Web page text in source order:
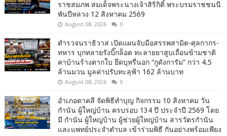
ราชสมภพ สมเด็จพระนางเจ้าสิริกิติ์ พระบรมราชชนนี
พันปีหลวง 12 สิงหาคม 2569
August 08, 2026 0
ตำรวจนราธิวาส เปิดแผนจับมือสรรพสามิต-ศุลกากร-
ทหาร บุกทลายรังบิ๊กล็อต ทะลายยาสูบเถื่อนข้ามชาติ
คาบ้านร้างตากใบ ยึดบุหรี่นอก “กูดังการัม” กว่า 4.5
ล้านมวน มูลค่าปรับทะลุฟ้า 162 ล้านบาท
August 08, 2026 0
อำเภอตาคลี จัดพิธีทำบุญ กิจกรรม 10 สิงหาคม วัน
กำนัน ผู้ใหญ่บ้าน ครบรอบ 134 ปี ประจำปี 2569 โดย
มี กำนัน ผู้ใหญ่บ้าน ผู้ช่วยผู้ใหญ่บ้าน สารวัตรกำนัน
และแพทย์ประจำตำบล เข้าร่วมพิธี กันอย่างพร้อมเพียง